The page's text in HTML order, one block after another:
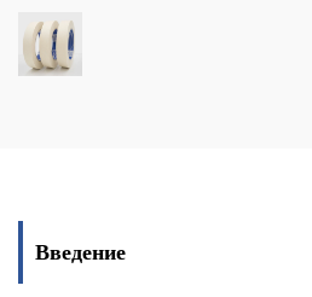
Введение